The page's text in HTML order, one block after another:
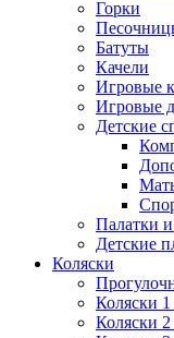
Горки
Батуты
Качели
Игровые
Игровые
Детские
Палатки
Детские
Коляски
Коляски 1
Коляски 2